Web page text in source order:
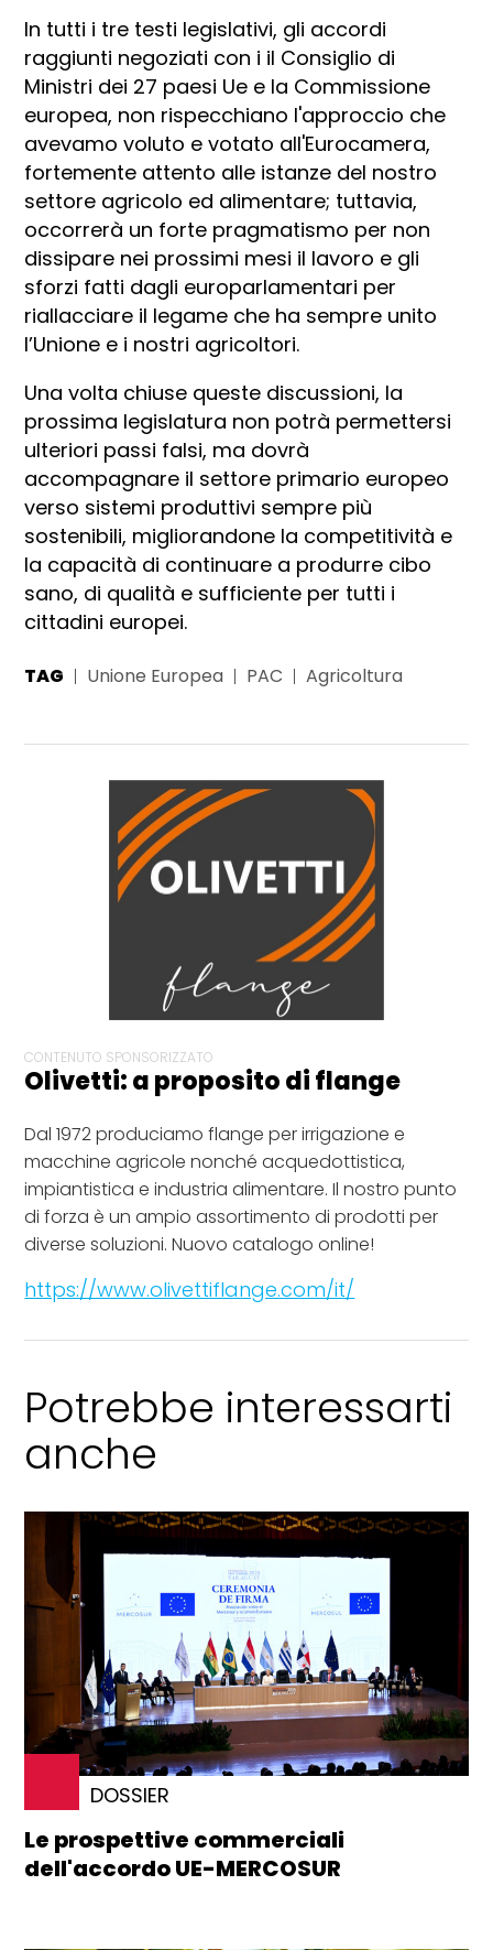
In tutti i tre testi legislativi, gli accordi
raggiunti negoziati con i il Consiglio di
Ministri dei 27 paesi Ue e la Commissione
europea, non rispecchiano l'approccio che
avevamo voluto e votato all'Eurocamera,
fortemente attento alle istanze del nostro
settore agricolo ed alimentare; tuttavia,
occorrerà un forte pragmatismo per non
dissipare nei prossimi mesi il lavoro e gli
sforzi fatti dagli europarlamentari per
riallacciare il legame che ha sempre unito
l’Unione e i nostri agricoltori.
Una volta chiuse queste discussioni, la
prossima legislatura non potrà permettersi
ulteriori passi falsi, ma dovrà
accompagnare il settore primario europeo
verso sistemi produttivi sempre più
sostenibili, migliorandone la competitività e
la capacità di continuare a produrre cibo
sano, di qualità e sufficiente per tutti i
cittadini europei.
TAG Unione Europea PAC Agricoltura
CONTENUTO SPONSORIZZATO
Olivetti: a proposito di flange
Dal 1972 produciamo flange per irrigazione e
macchine agricole nonché acquedottistica,
impiantistica e industria alimentare. Il nostro punto
di forza è un ampio assortimento di prodotti per
diverse soluzioni. Nuovo catalogo online!
https://www.olivettiflange.com/it/
Potrebbe interessarti
anche
DOSSIER
Le prospettive commerciali
dell'accordo UE-MERCOSUR